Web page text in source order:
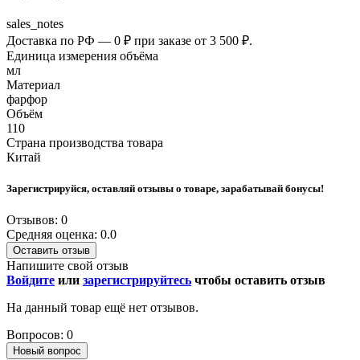
sales_notes
Доставка по РФ — 0 ₽ при заказе от 3 500 ₽.
Единица измерения объёма
мл
Материал
фарфор
Объём
110
Страна производства товара
Китай
Зарегистрируйся, оставляй отзывы о товаре, зарабатывай бонусы!
Отзывов: 0
Средняя оценка: 0.0
Оставить отзыв
Напишите свой отзыв
Войдите или зарегистрируйтесь чтобы оставить отзыв
На данный товар ещё нет отзывов.
Вопросов: 0
Новый вопрос